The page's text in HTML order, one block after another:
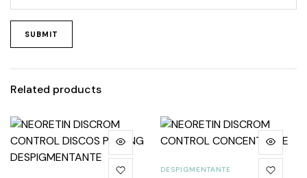
Related products
DESPIGMENTANTE